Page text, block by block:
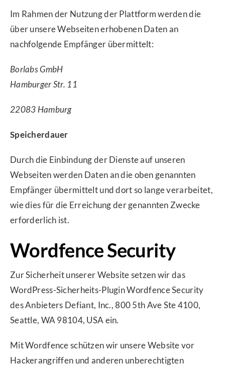
Im Rahmen der Nutzung der Plattform werden die
über unsere Webseiten erhobenen Daten an
nachfolgende Empfänger übermittelt:
Borlabs GmbH
Hamburger Str. 11
22083 Hamburg
Speicherdauer
Durch die Einbindung der Dienste auf unseren
Webseiten werden Daten an die oben genannten
Empfänger übermittelt und dort so lange verarbeitet,
wie dies für die Erreichung der genannten Zwecke
erforderlich ist.
Wordfence Security
Zur Sicherheit unserer Website setzen wir das
WordPress-Sicherheits-Plugin Wordfence Security
des Anbieters Defiant, Inc., 800 5th Ave Ste 4100,
Seattle, WA 98104, USA ein.
Mit Wordfence schützen wir unsere Website vor
Hackerangriffen und anderen unberechtigten